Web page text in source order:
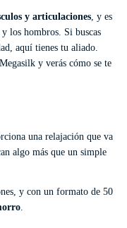
y articulaciones, y es
los hombros. Si buscas
aquí tienes tu aliado.
y verás cómo se te
una relajación que va
algo más que un simple
y con un formato de 50
.